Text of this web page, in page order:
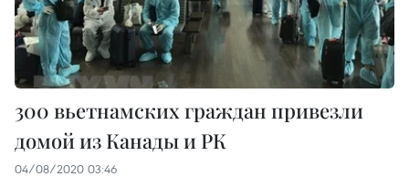
300 вьетнамских граждан привезли
домой из Канады и РК
04/08/2020 03:46